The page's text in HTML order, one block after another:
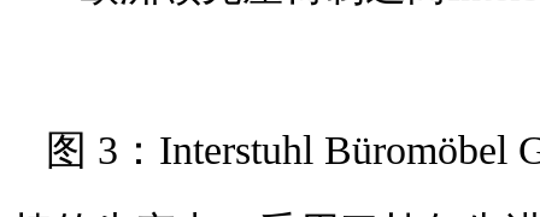
图 3：Interstuhl